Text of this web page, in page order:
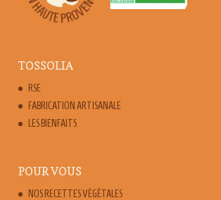
TOSSOLIA
RSE
FABRICATION ARTISANALE
LES BIENFAITS
POUR VOUS
NOS RECETTES VÉGÉTALES